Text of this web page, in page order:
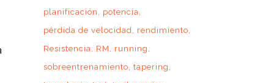
planificación
potencia
pérdida de velocidad
rendimiento
Resistencia
RM
running
sobreentrenamiento tapering